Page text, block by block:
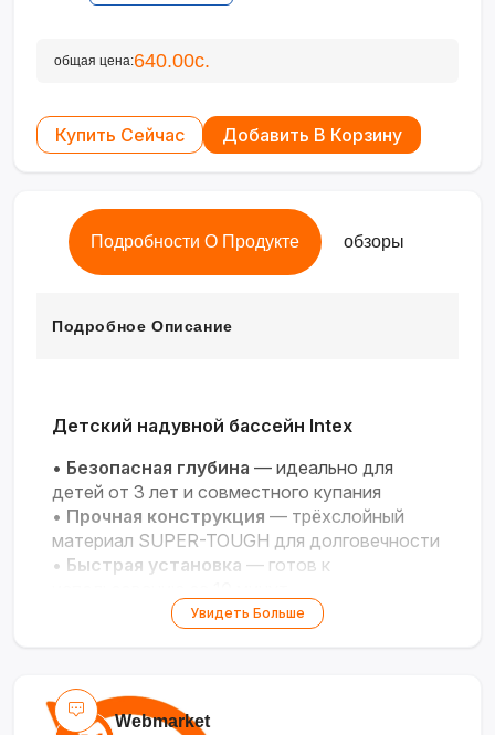
общая цена:640.00с.
Купить Сейчас Добавить В Корзину
Подробности О Продукте обзоры
Подробное Описание
Детский надувной бассейн Intex
• Безопасная глубина — идеально для
детей от 3 лет и совместного купания
• Прочная конструкция — трёхслойный
материал SUPER-TOUGH для долговечности
• Быстрая установка — готов к
Компактность— легко разместить на
переносится
Увидеть Больше
Webmarket